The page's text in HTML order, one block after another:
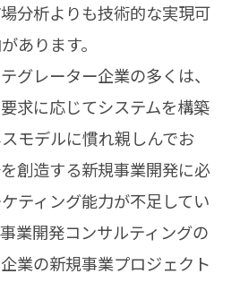
分析よりも技術的な実現可
あります。
グレーター企業の多くは、
求に応じてシステムを構築
モデルに慣れ親しんでお
創造する新規事業開発に必
ティング能力が不足してい
業開発コンサルティングの
業の新規事業プロジェクト